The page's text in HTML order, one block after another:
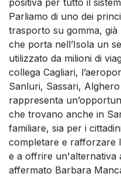
positiva per tutto il
Parliamo di uno dei
trasporto su gomma, già
che porta nell’Isola un
utilizzato da milioni di
collega Cagliari,
Sanluri, Sassari,
rappresenta
che trovano anche in
familiare, sia per i
completare e rafforzare
e a offrire un'alternativa
affermato Barbara